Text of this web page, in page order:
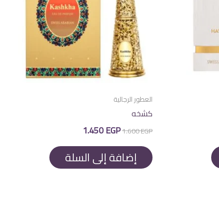
العطور الرجالية
كشخه
1.600EGP السعر
الأصلي
هو:
1.600 EGP.
1.450EGP
هو:
1.450 EGP.
إضافة إلى السلة